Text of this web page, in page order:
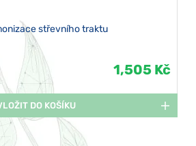
střevního traktu
1,505 Kč
DO KOŠÍKU